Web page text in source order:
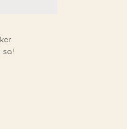
sa!